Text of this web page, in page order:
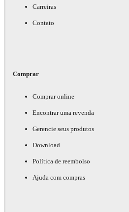
Carreiras
Contato
Comprar
Comprar online
Encontrar uma revenda
Gerencie seus produtos
Download
Política de reembolso
Ajuda com compras